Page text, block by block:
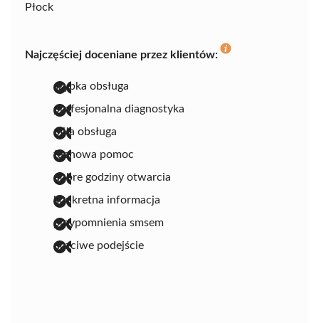
Płock
Najczęściej doceniane przez klientów:
szybka obsługa
profesjonalna diagnostyka
miła obsługa
fachowa pomoc
dobre godziny otwarcia
konkretna informacja
przypomnienia smsem
uczciwe podejście